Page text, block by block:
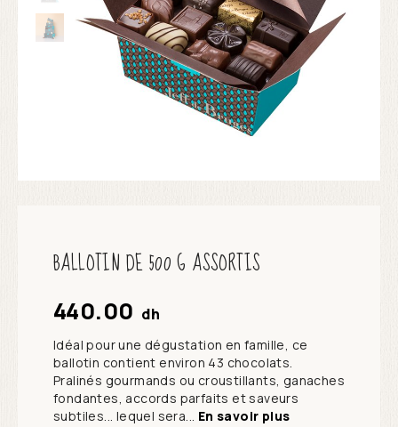
BALLOTIN DE 500 G ASSORTIS
440.00 dh
Idéal pour une dégustation en famille, ce
ballotin contient environ 43 chocolats.
Pralinés gourmands ou croustillants, ganaches
fondantes, accords parfaits et saveurs
subtiles... lequel sera... En savoir plus